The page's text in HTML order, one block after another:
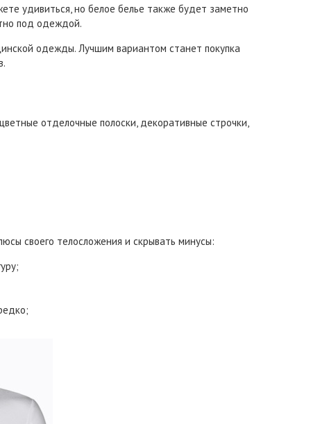
удивиться, но белое белье также будет заметно
под одеждой.
одежды. Лучшим вариантом станет покупка
отделочные полоски, декоративные строчки,
своего телосложения и скрывать минусы: